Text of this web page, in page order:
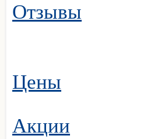
Отзывы
Цены
Акции